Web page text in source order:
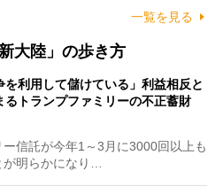
一覧を見る
大陸」の歩き方
を利用して儲けている」利益相反と
るトランプファミリーの不正蓄財
信託が今年1～3月に3000回以上も
明らかになり…